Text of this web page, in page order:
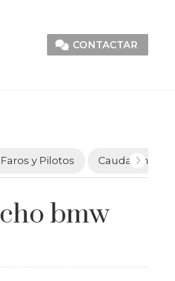
CONTACTAR
Faros y Pilotos Caudalímetros
bmw